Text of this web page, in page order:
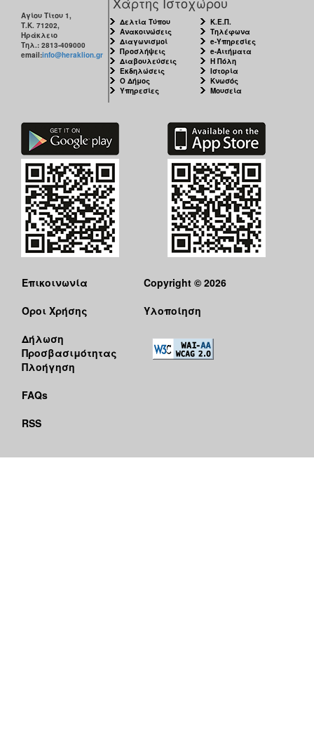
Αγίου Τίτου 1,
Τ.Κ. 71202,
Ηράκλειο
Τηλ.: 2813-409000
email:info@heraklion.gr
Δελτία Τύπου
Ανακοινώσεις
Διαγωνισμοί
Προσλήψεις
Διαβουλεύσεις
Εκδηλώσεις
Ο Δήμος
Υπηρεσίες
Κ.Ε.Π.
Τηλέφωνα
e-Υπηρεσίες
e-Αιτήματα
Η Πόλη
Ιστορία
Κνωσός
Μουσεία
Επικοινωνία
Όροι Χρήσης
Δήλωση
Προσβασιμότητας
Πλοήγηση
FAQs
RSS
Copyright © 2026
Υλοποίηση